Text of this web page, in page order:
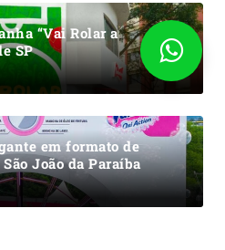
“Vai Rolar a
SP
em formato de
João da Paraíba